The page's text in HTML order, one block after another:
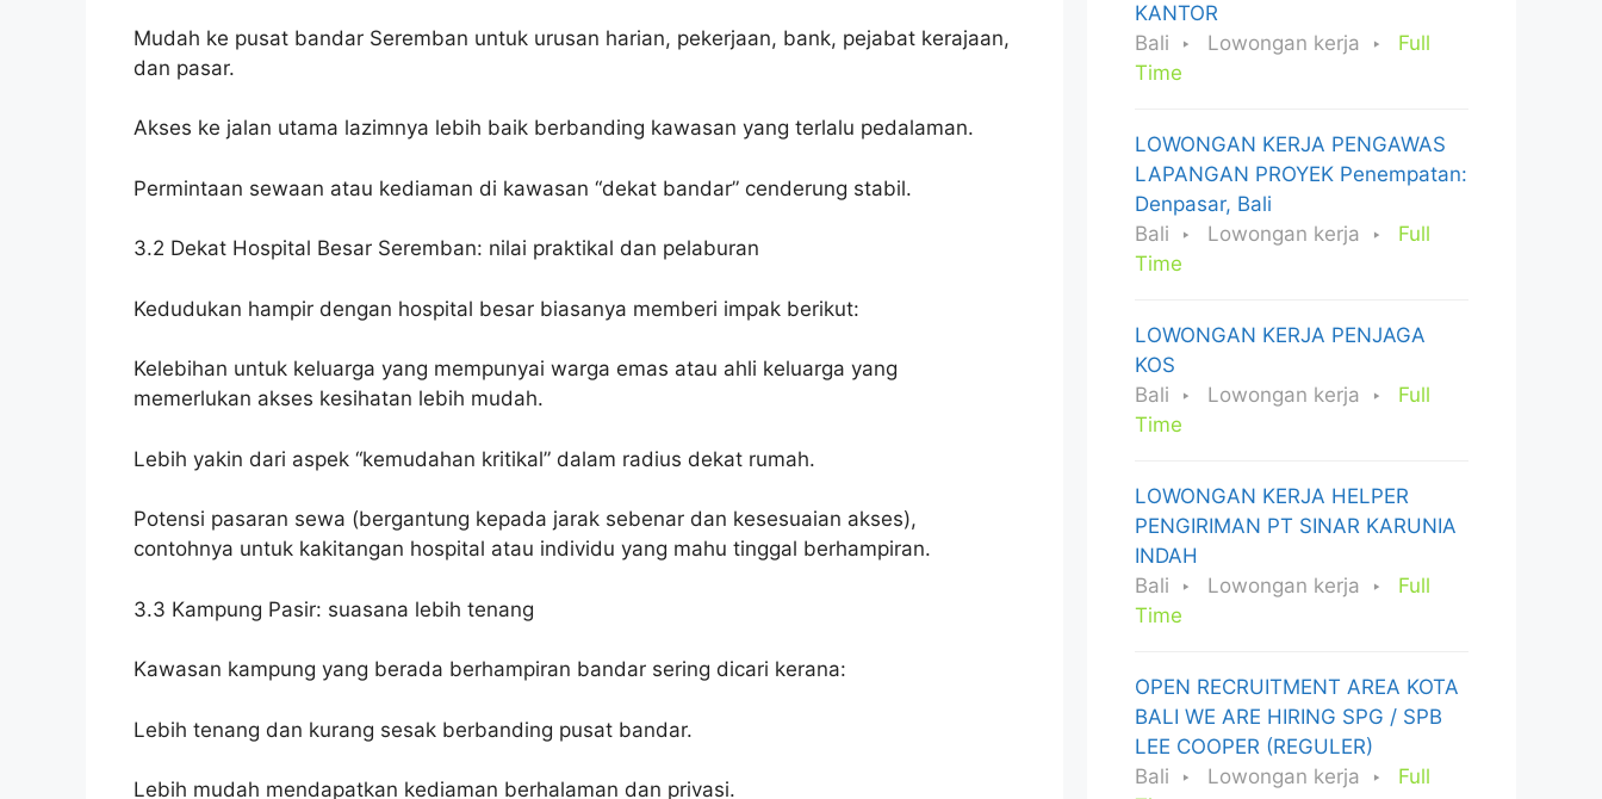
Mudah ke pusat bandar Seremban untuk urusan harian, pekerjaan, bank, pejabat kerajaan,
dan pasar.
Akses ke jalan utama lazimnya lebih baik berbanding kawasan yang terlalu pedalaman.
Permintaan sewaan atau kediaman di kawasan “dekat bandar” cenderung stabil.
3.2 Dekat Hospital Besar Seremban: nilai praktikal dan pelaburan
Kedudukan hampir dengan hospital besar biasanya memberi impak berikut:
Kelebihan untuk keluarga yang mempunyai warga emas atau ahli keluarga yang
memerlukan akses kesihatan lebih mudah.
Lebih yakin dari aspek “kemudahan kritikal” dalam radius dekat rumah.
Potensi pasaran sewa (bergantung kepada jarak sebenar dan kesesuaian akses),
contohnya untuk kakitangan hospital atau individu yang mahu tinggal berhampiran.
3.3 Kampung Pasir: suasana lebih tenang
Kawasan kampung yang berada berhampiran bandar sering dicari kerana:
Lebih tenang dan kurang sesak berbanding pusat bandar.
Lebih mudah mendapatkan kediaman berhalaman dan privasi.
KANTOR
Bali
Lowongan kerja
Full
Time
LOWONGAN KERJA PENGAWAS
LAPANGAN PROYEK Penempatan:
Denpasar, Bali
Bali
Lowongan kerja
Full
Time
LOWONGAN KERJA PENJAGA
KOS
Bali
Lowongan kerja
Full
Time
LOWONGAN KERJA HELPER
PENGIRIMAN PT SINAR KARUNIA
INDAH
Bali
Lowongan kerja
Full
Time
OPEN RECRUITMENT AREA KOTA
BALI WE ARE HIRING SPG / SPB
LEE COOPER (REGULER)
Bali
Lowongan kerja
Full